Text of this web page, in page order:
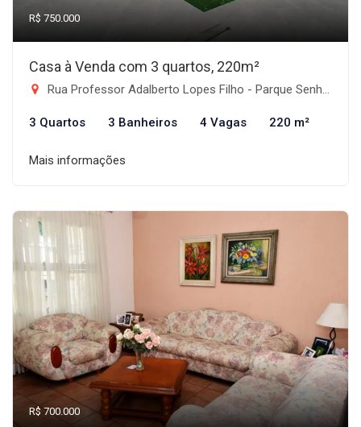
R$ 750.000
Casa à Venda com 3 quartos, 220m²
Rua Professor Adalberto Lopes Filho - Parque Senhor do Bonfim, Taubaté-SP
3 Quartos 3 Banheiros 4 Vagas 220 m²
Mais informações
R$ 700.000